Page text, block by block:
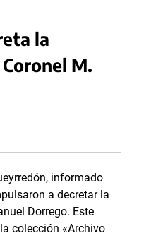
la
M.
informado
a decretar la
Dorrego. Este
colección «Archivo